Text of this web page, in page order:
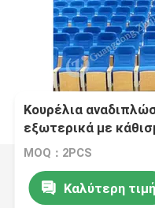
Κουρέλια
εξωτερικά με
στήλη για τα χέρια
MOQ：2PCS
Καλύτερη τιμή